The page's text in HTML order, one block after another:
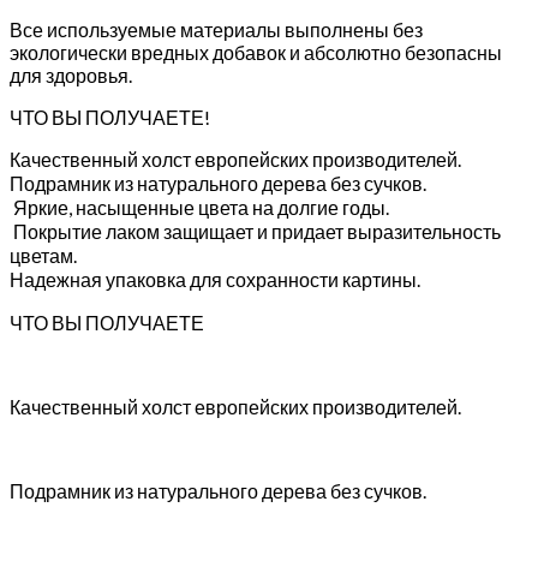
Все используемые материалы выполнены без
экологически вредных добавок и абсолютно безопасны
для здоровья.
ЧТО ВЫ ПОЛУЧАЕТЕ!
Качественный холст европейских производителей.
Подрамник из натурального дерева без сучков.
Яркие, насыщенные цвета на долгие годы.
Покрытие лаком защищает и придает выразительность
цветам.
Надежная упаковка для сохранности картины.
ЧТО ВЫ ПОЛУЧАЕТЕ
Качественный холст европейских производителей.
Подрамник из натурального дерева без сучков.